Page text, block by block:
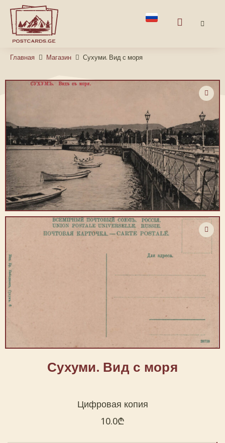
Главная Магазин Сухуми. Вид с моря
Сухуми. Вид с моря
Цифровая копия
10.0₾